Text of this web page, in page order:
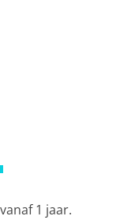
1 jaar.